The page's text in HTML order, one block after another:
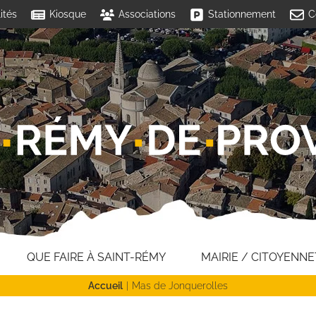
Kiosque Associations Stationnement
QUE FAIRE À SAINT-RÉMY MAIRIE /
Accueil Mas de Jonquerolles